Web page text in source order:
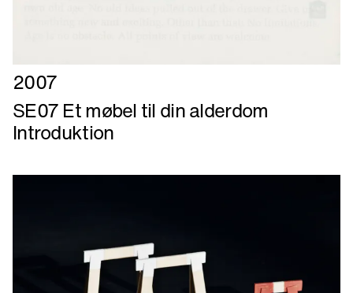
Læs
mere
om
SE07
2007
SE07 Et møbel til din alderdom
Introduktion